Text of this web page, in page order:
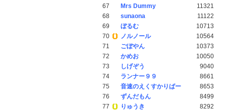
67
Mrs Dummy
11321
68
sunaona
11122
69
ぼるむ
10713
70
ノルノール
10564
71
ごぼやん
10373
72
かめお
10050
73
しげぞう
9040
74
ランナー９９
8661
75
音速のえくすかりばー
8653
76
ずんだもん
8499
77
りゅうき
8292